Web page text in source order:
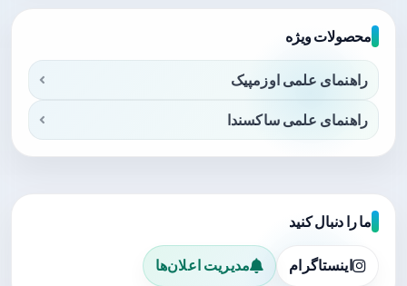
محصولات ویژه
راهنمای علمی اوزمپیک
راهنمای علمی ساکسندا
ما را دنبال کنید
اینستاگرام مدیریت اعلان‌ها